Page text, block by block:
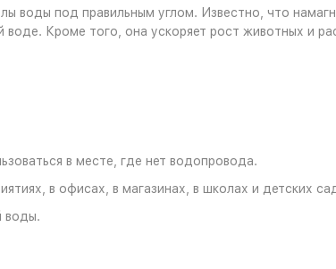
воды под правильным углом. Известно, что
Кроме того, она ускоряет рост животных и
в месте, где нет водопровода.
в офисах, в магазинах, в школах и детских
воды.